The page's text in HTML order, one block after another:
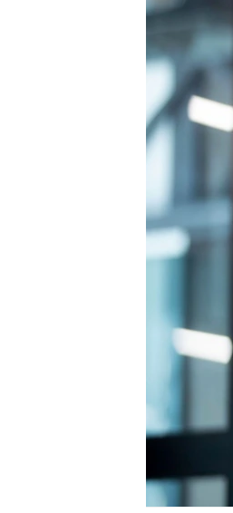
УКРАЇНСЬКА ПРОБЛЕМА КРИМУ